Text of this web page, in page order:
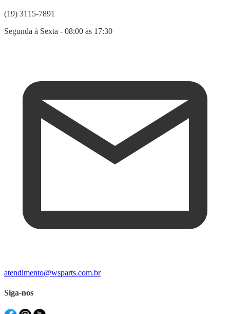
(19) 3115-7891
Segunda à Sexta - 08:00 às 17:30
atendimento@wsparts.com.br
Siga-nos